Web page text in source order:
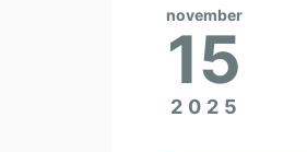
november
15
2025